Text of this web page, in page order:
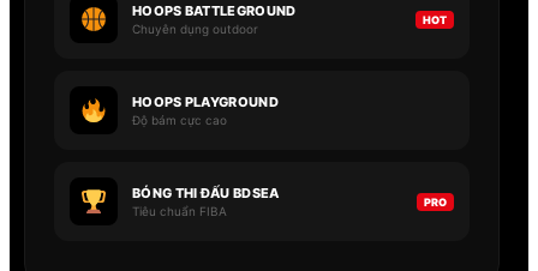
HOOPS BATTLEGROUND
Chuyên dụng outdoor
HOT
HOOPS PLAYGROUND
Độ bám cực cao
BÓNG THI ĐẤU BDSEA
Tiêu chuẩn FIBA
PRO